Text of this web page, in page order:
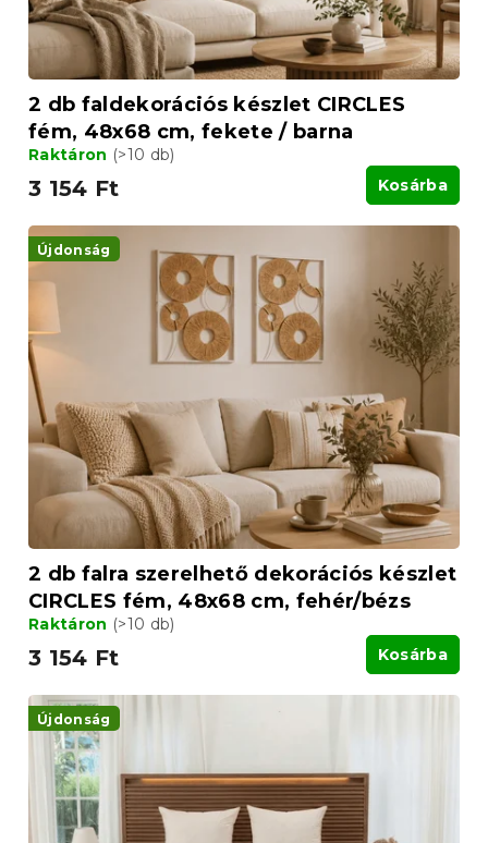
2 db faldekorációs készlet CIRCLES
fém, 48x68 cm, fekete / barna
Raktáron (>10 db)
3 154 Ft Kosárba
Újdonság
2 db falra szerelhető dekorációs készlet
CIRCLES fém, 48x68 cm, fehér/bézs
Raktáron (>10 db)
3 154 Ft Kosárba
Újdonság